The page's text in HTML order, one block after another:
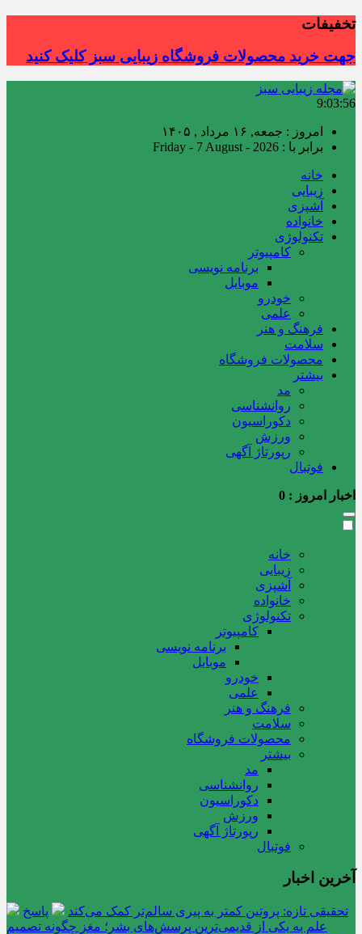
تخفیفات
جهت خرید محصولات فروشگاه زیبایی سبز کلیک کنید
9:03:57
امروز : جمعه, ۱۶ مرداد , ۱۴۰۵
برابر با : Friday - 7 August - 2026
خانه
زیبایی
آشپزی
خانواده
تکنولوژی
کامپیوتر
برنامه نویسی
موبایل
خودرو
علمی
فرهنگ و هنر
سلامت
محصولات فروشگاه
بیشتر
مد
روانشناسی
دکوراسیون
ورزش
رپورتاژ آگهی
فوتبال
اخبار امروز : 0
خانه
زیبایی
آشپزی
خانواده
تکنولوژی
کامپیوتر
برنامه نویسی
موبایل
خودرو
علمی
فرهنگ و هنر
سلامت
محصولات فروشگاه
بیشتر
مد
روانشناسی
دکوراسیون
ورزش
رپورتاژ آگهی
فوتبال
آخرین اخبار
تحقیقی تازه: پروتین کمتر به پیری سالم‌تر کمک می‌کند
پاسخ
علم به یکی از قدیمی‌ترین پرسش‌های بشر؛ مغز چگونه تصمیم